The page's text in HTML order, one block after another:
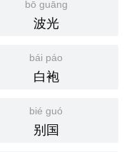
bō guāng
波光
bái páo
白袍
bié guó
别国